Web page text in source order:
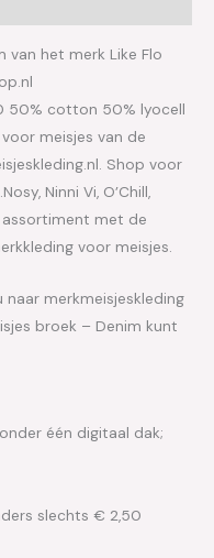
van het merk Like Flo
50% cotton 50% lyocell
meisjes van de
Shop voor
Ninni Vi, O’Chill,
assortiment met de
voor meisjes.
naar merkmeisjeskleding
broek – Denim kunt
één digitaal dak;
slechts € 2,50